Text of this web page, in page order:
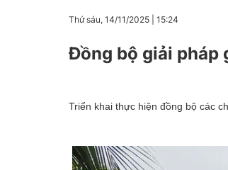
Trong nước
Quốc tế
Thứ sáu, 14/11/2025 15:24
Đồng bộ giải pháp
Triển khai thực hiện đồng bộ các